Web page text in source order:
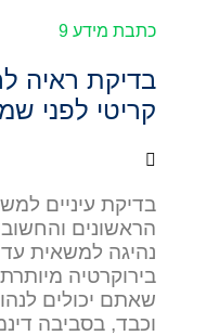
כתבת מידע 9
בדיקת ראיה
קריטי לפני
בדיקת עיניים
הראשונים
בירוקרטיה
שאתם יכולים
וכבד, בסביבה